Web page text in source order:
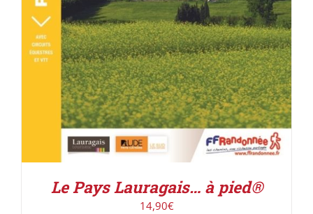
Le Pays Lauragais… à pied®
14,90€